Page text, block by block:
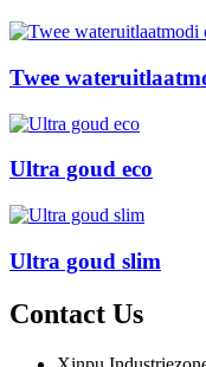
Twee
Ultra goud eco
Ultra goud slim
Contact Us